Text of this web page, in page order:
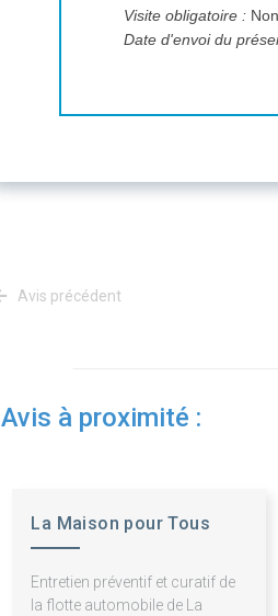
Visite obligatoire : Non
Date d'envoi du
Avis précédent
Avis à proximité :
La Maison pour Tous
Entretien préventif et curatif de
la flotte automobile de La